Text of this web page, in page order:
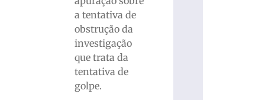
a tentativa de
obstrução da
investigação
que trata da
tentativa de
golpe.